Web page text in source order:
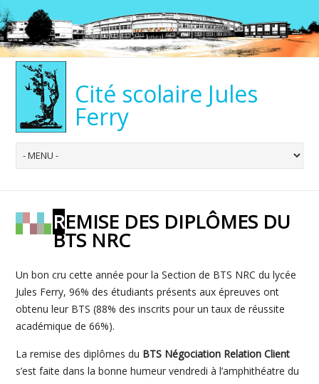
Cité scolaire Jules
Ferry
REMISE DES DIPLÔMES DU
BTS NRC
Un bon cru cette année pour la Section de BTS NRC du lycée
Jules Ferry, 96% des étudiants présents aux épreuves ont
obtenu leur BTS (88% des inscrits pour un taux de réussite
académique de 66%).
La remise des diplômes du BTS Négociation Relation Client
s’est faite dans la bonne humeur vendredi à l’amphithéatre du